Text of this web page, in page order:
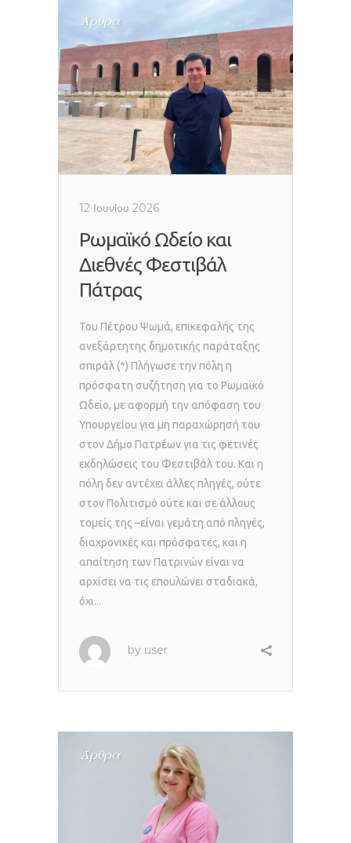
Άρθρα
12 Ιουνίου 2026
Ρωμαϊκό Ωδείο και
Διεθνές Φεστιβάλ
Πάτρας
Του Πέτρου Ψωμά, επικεφαλής της
ανεξάρτητης δημοτικής παράταξης
σπιράλ (*) Πλήγωσε την πόλη η
πρόσφατη συζήτηση για το Ρωμαϊκό
Ωδείο, με αφορμή την απόφαση του
Υπουργείου για μη παραχώρησή του
στον Δήμο Πατρέων για τις φετινές
εκδηλώσεις του Φεστιβάλ του. Και η
πόλη δεν αντέχει άλλες πληγές, ούτε
στον Πολιτισμό ούτε και σε άλλους
τομείς της –είναι γεμάτη από πληγές,
διαχρονικές και πρόσφατες, και η
απαίτηση των Πατρινών είναι να
αρχίσει να τις επουλώνει σταδιακά,
όχι...
by user
Άρθρα